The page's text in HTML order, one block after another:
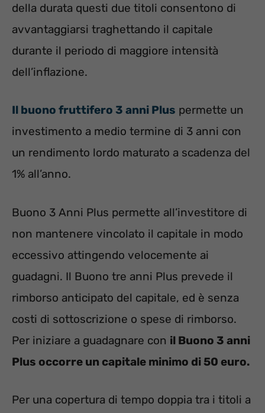
della durata questi due titoli consentono di
avvantaggiarsi traghettando il capitale
durante il periodo di maggiore intensità
dell’inflazione.
Il buono fruttifero 3 anni Plus permette un
investimento a medio termine di 3 anni con
un rendimento lordo maturato a scadenza del
1% all’anno.
Buono 3 Anni Plus permette all’investitore di
non mantenere vincolato il capitale in modo
eccessivo attingendo velocemente ai
guadagni. Il Buono tre anni Plus prevede il
rimborso anticipato del capitale, ed è senza
costi di sottoscrizione o spese di rimborso.
Per iniziare a guadagnare con il Buono 3 anni
Plus occorre un capitale minimo di 50 euro.
Per una copertura di tempo doppia tra i titoli a